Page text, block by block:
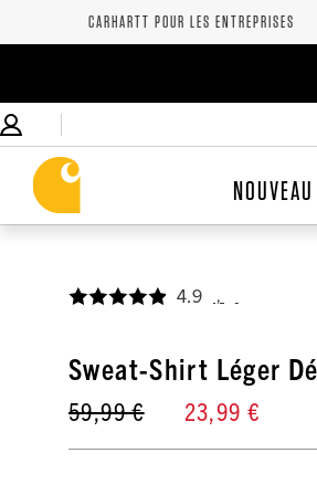
CARHARTT POUR LES ENTREPRISES
NOUVEAU
4.9
Sweat-Shirt Léger
59,99 € 23,99 €